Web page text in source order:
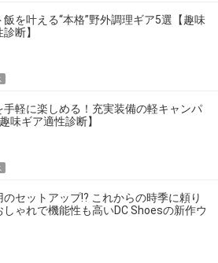
飯を叶える“本格”野外調理ギア5選【趣味
断】
手軽に楽しめる！充実装備の軽キャンパ
味ギア適性診断】
のセットアップ!? これからの時季に頼り
しゃれで機能性も高いDC Shoesの新作ウ